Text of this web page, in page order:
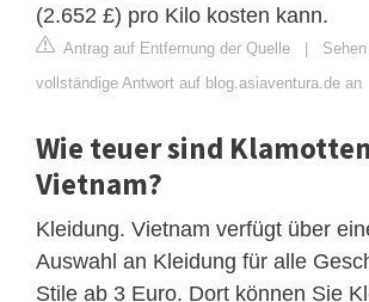
(2.652 £) pro Kilo kosten kann.
Antrag auf Entfernung der Quelle |
vollständige Antwort auf blog.asiaventura.de an
Wie teuer sind
Vietnam?
Kleidung. Vietnam verfügt über
Auswahl an Kleidung für alle
Stile ab 3 Euro. Dort können Sie